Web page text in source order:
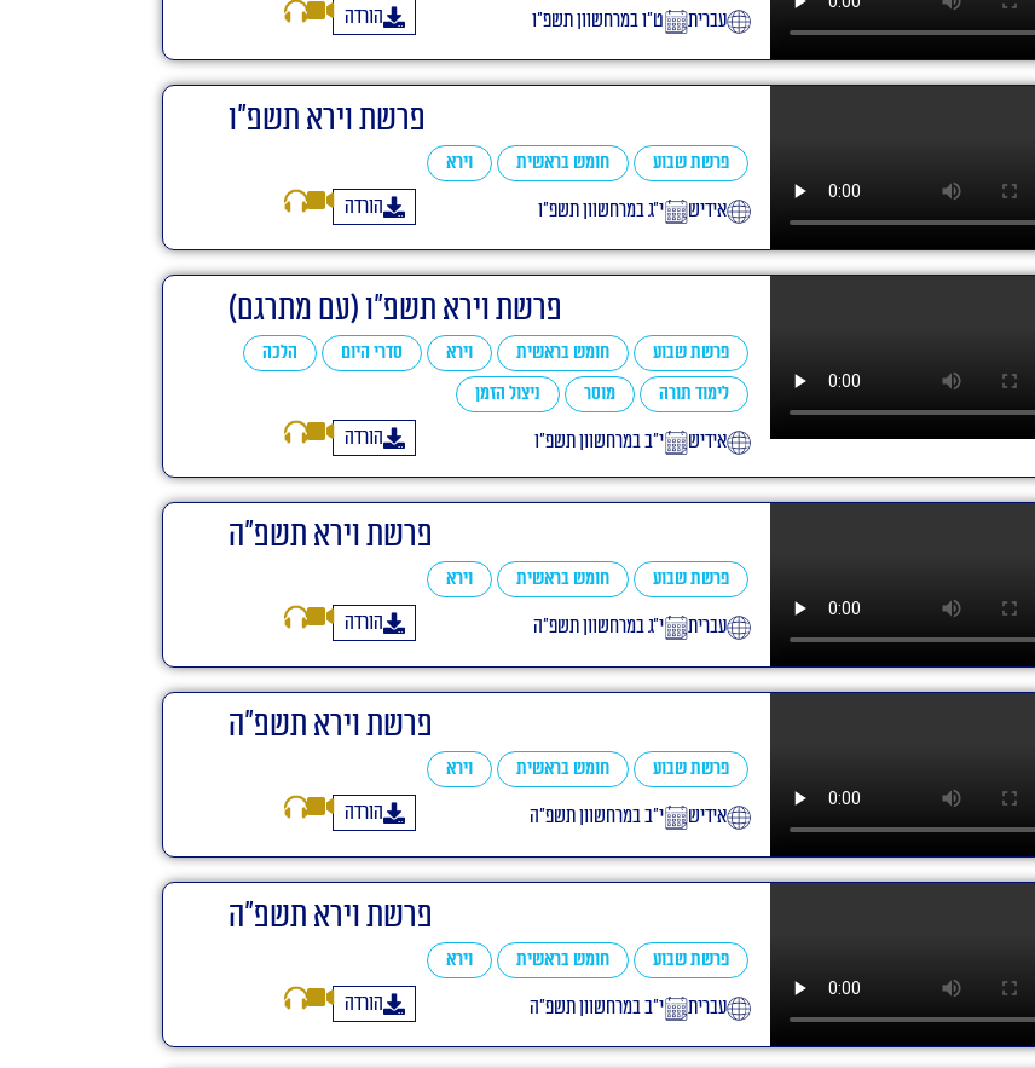
עברית ט״ו במרחשוון תשפ״ו הורדה
פרשת וירא תשפ"ו
פרשת שבוע חומש בראשית וירא
אידיש י״ג במרחשוון תשפ״ו הורדה
פרשת וירא תשפ"ו (עם מתרגם)
פרשת שבוע חומש בראשית וירא סדרי היום
הלכה
לימוד תורה
מוסר ניצול הזמן
אידיש י״ב במרחשוון תשפ״ו הורדה
פרשת וירא תשפ"ה
פרשת שבוע חומש בראשית וירא
עברית י״ג במרחשוון תשפ״ה הורדה
פרשת וירא תשפ"ה
פרשת שבוע חומש בראשית וירא
אידיש י״ב במרחשוון תשפ״ה הורדה
פרשת וירא תשפ"ה
פרשת שבוע חומש בראשית וירא
עברית י״ב במרחשוון תשפ״ה הורדה